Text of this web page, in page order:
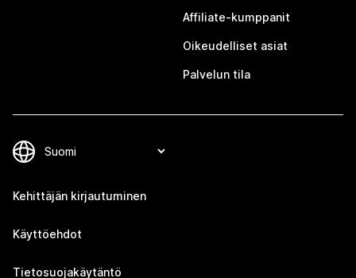
Affiliate-kumppanit
Oikeudelliset asiat
Palvelun tila
Kehittäjän kirjautuminen
Käyttöehdot
Tietosuojakäytäntö